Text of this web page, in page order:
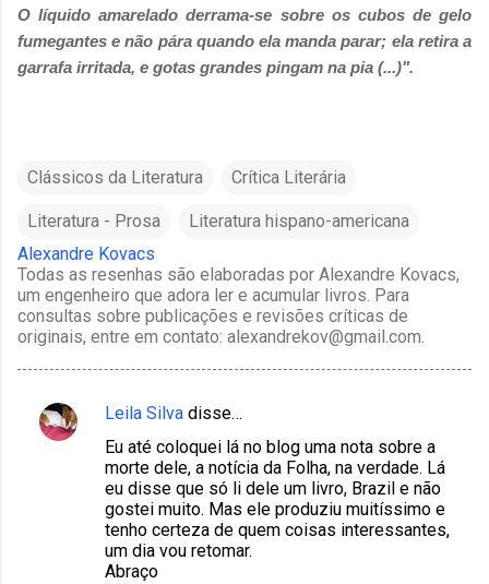
O líquido amarelado derrama-se sobre os cubos de gelo
fumegantes e não pára quando ela manda parar; ela retira a
garrafa irritada, e gotas grandes pingam na pia (...)".
Clássicos da Literatura Crítica Literária
Literatura - Prosa
Literatura hispano-americana
Alexandre Kovacs
Todas as resenhas são elaboradas por Alexandre Kovacs,
um engenheiro que adora ler e acumular livros. Para
consultas sobre publicações e revisões críticas de
originais, entre em contato: alexandrekov@gmail.com.
C
Leila Silva disse…
Eu até coloquei lá no blog uma nota sobre a
morte dele, a notícia da Folha, na verdade. Lá
eu disse que só li dele um livro, Brazil e não
gostei muito. Mas ele produziu muitíssimo e
tenho certeza de quem coisas interessantes,
um dia vou retomar.
Abraço